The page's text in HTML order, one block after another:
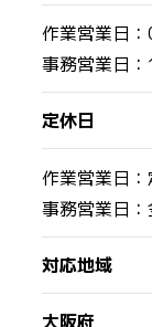
作業営業日
事務営業日
定休日
作業営業日
事務営業日
対応地域
大阪府